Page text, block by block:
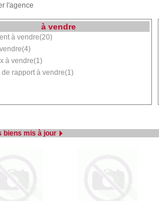
l'agence
à vendre
à vendre(20)
à vendre(1)
de rapport à vendre(1)
biens mis à jour